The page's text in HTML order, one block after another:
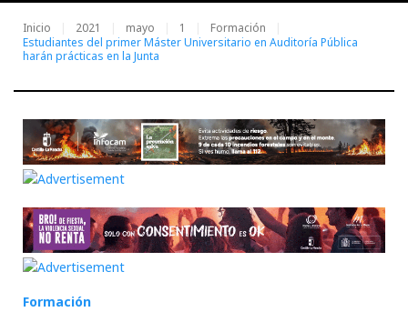
Inicio 2021 mayo 1
Formación
Estudiantes del primer Máster Universitario en Auditoría Pública
harán prácticas en la Junta
Formación